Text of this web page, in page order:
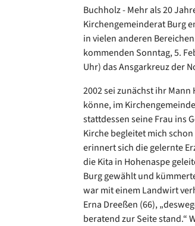
Buchholz - Mehr als 20
Kirchengemeinderat Burg
in vielen anderen
kommenden Sonntag, 5.
Uhr) das Ansgarkreuz der
2002 sei zunächst ihr
könne, im
stattdessen seine Frau ins
Kirche begleitet mich
erinnert sich die gelernte
die Kita in Hohenaspe
Burg gewählt und
war mit einem Landwirt
Erna Dreeßen (66),
beratend zur Seite stand.“